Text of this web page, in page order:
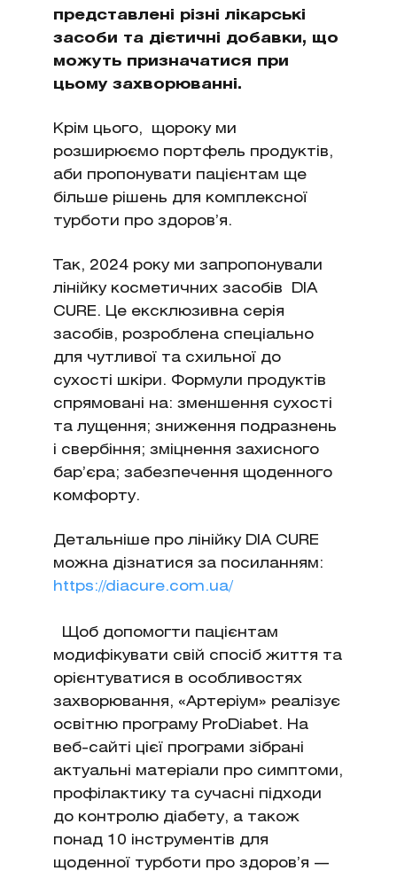
представлені різні лікарські
засоби та дієтичні добавки, що
можуть призначатися при
цьому захворюванні.
Крім цього, щороку ми
розширюємо портфель продуктів,
аби пропонувати пацієнтам ще
більше рішень для комплексної
турботи про здоров’я.
Так, 2024 року ми запропонували
лінійку косметичних засобів DIA
CURE. Це ексклюзивна серія
засобів, розроблена спеціально
для чутливої та схильної до
сухості шкіри. Формули продуктів
спрямовані на: зменшення сухості
та лущення; зниження подразнень
і свербіння; зміцнення захисного
бар’єра; забезпечення щоденного
комфорту.
Детальніше про лінійку DIA CURE
можна дізнатися за посиланням:
https://diacure.com.ua/
Щоб допомогти пацієнтам
модифікувати свій спосіб життя та
орієнтуватися в особливостях
захворювання, «Артеріум» реалізує
освітню програму ProDiabet. На
веб-сайті цієї програми зібрані
актуальні матеріали про симптоми,
профілактику та сучасні підходи
до контролю діабету, а також
понад 10 інструментів для
щоденної турботи про здоров’я —